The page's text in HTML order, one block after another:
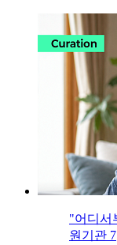
"어디서
원기관 7